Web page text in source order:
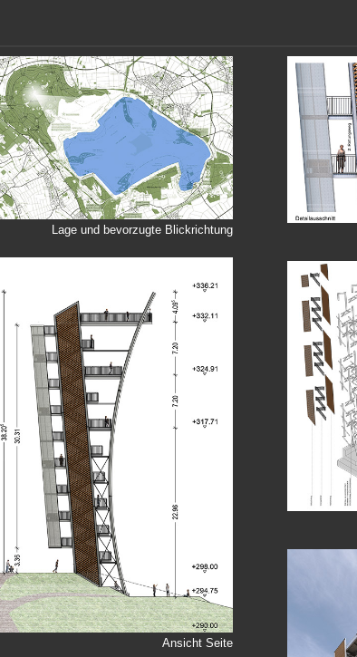
Lage und bevorzugte Blickrichtung
Ansicht Seite